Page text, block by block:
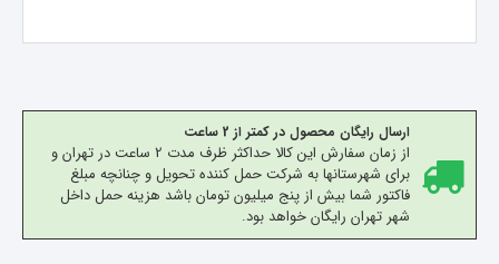
ارسال رایگان محصول در کمتر از 2 ساعت
از زمان سفارش این کالا حداکثر ظرف مدت 2 ساعت در تهران و
برای شهرستانها به شرکت حمل کننده تحویل و چنانچه مبلغ
فاکتور شما بیش از پنج میلیون تومان باشد هزینه حمل داخل
شهر تهران رایگان خواهد بود.